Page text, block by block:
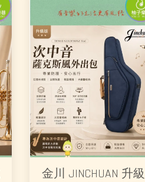
金川 JINCHUAN 升級